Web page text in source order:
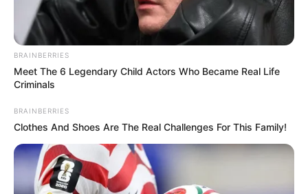
BRAINBERRIES
Meet The 6 Legendary Child Actors Who Became Real Life
Criminals
BRAINBERRIES
Clothes And Shoes Are The Real Challenges For This Family!